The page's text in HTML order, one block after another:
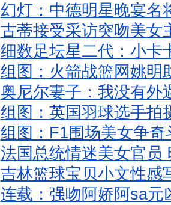
幻灯：中德明星晚宴名
古蒂接受采访突吻美女
细数足坛星二代：小卡
组图：火箭战篮网姚明
奥尼尔妻子：我没有外
组图：英国羽球选手拍
组图：F1围场美女争
法国总统情迷美女官员
吉林篮球宝贝小文性感
连载：强吻阿娇阿sa元